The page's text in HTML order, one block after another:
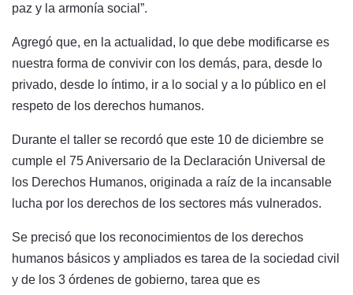
paz y la armonía social”.
Agregó que, en la actualidad, lo que debe modificarse es
nuestra forma de convivir con los demás, para, desde lo
privado, desde lo íntimo, ir a lo social y a lo público en el
respeto de los derechos humanos.
Durante el taller se recordó que este 10 de diciembre se
cumple el 75 Aniversario de la Declaración Universal de
los Derechos Humanos, originada a raíz de la incansable
lucha por los derechos de los sectores más vulnerados.
Se precisó que los reconocimientos de los derechos
humanos básicos y ampliados es tarea de la sociedad civil
y de los 3 órdenes de gobierno, tarea que es